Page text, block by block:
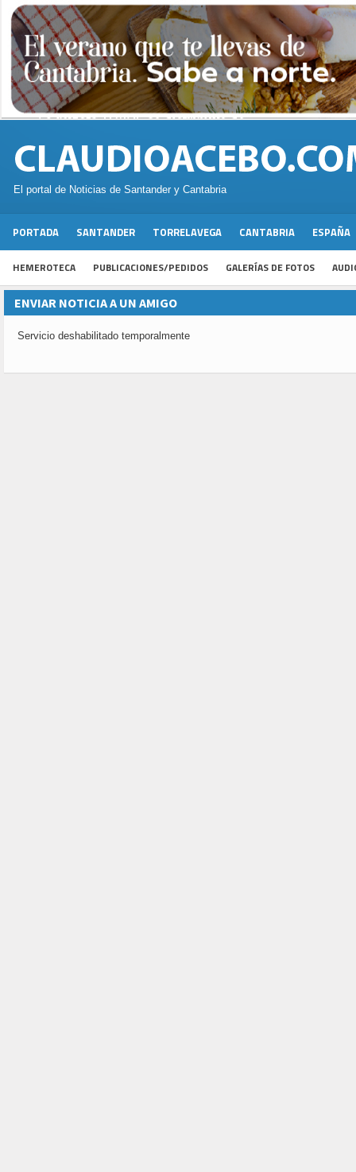
El portal de Noticias de Santander y Cantabria
PORTADA SANTANDER TORRELAVEGA CANTABRIA ESPAÑA
HEMEROTECA PUBLICACIONES/PEDIDOS GALERÍAS DE FOTOS
ENVIAR NOTICIA A UN AMIGO
Servicio deshabilitado temporalmente